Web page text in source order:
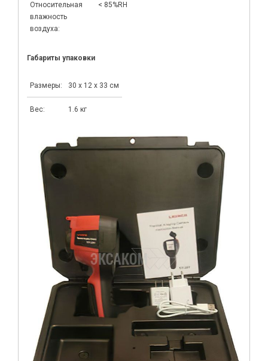
Относительная
влажность
воздуха:
< 85%RH
Габариты упаковки
Размеры: 30 x 12 x 33 см
Вес: 1.6 кг